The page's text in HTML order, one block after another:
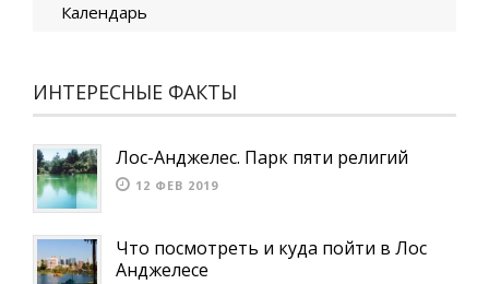
Календарь
ИНТЕРЕСНЫЕ ФАКТЫ
Лос-Анджелес. Парк пяти религий
12 ФЕВ 2019
Что посмотреть и куда пойти в Лос
Анджелесе